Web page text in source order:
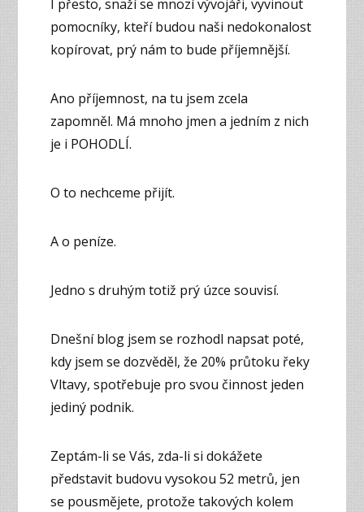
I přesto, snaží se mnozí vývojáři, vyvinout
pomocníky, kteří budou naši nedokonalost
kopírovat, prý nám to bude příjemnější.
Ano příjemnost, na tu jsem zcela
zapomněl. Má mnoho jmen a jedním z nich
je i POHODLÍ.
O to nechceme přijít.
A o peníze.
Jedno s druhým totiž prý úzce souvisí.
Dnešní blog jsem se rozhodl napsat poté,
kdy jsem se dozvěděl, že 20% průtoku řeky
Vltavy, spotřebuje pro svou činnost jeden
jediný podnik.
Zeptám-li se Vás, zda-li si dokážete
představit budovu vysokou 52 metrů, jen
se pousmějete, protože takových kolem